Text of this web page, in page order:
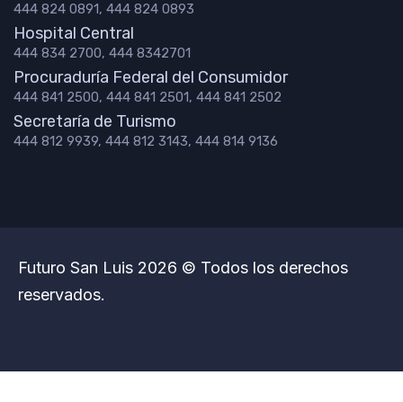
444 824 0891, 444 824 0893
Hospital Central
444 834 2700, 444 8342701
Procuraduría Federal del Consumidor
444 841 2500, 444 841 2501, 444 841 2502
Secretaría de Turismo
444 812 9939, 444 812 3143, 444 814 9136
Futuro San Luis 2026 © Todos los derechos
reservados.